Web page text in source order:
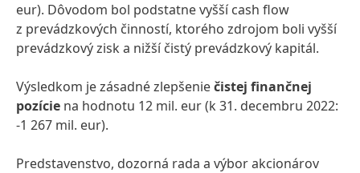
eur). Dôvodom bol podstatne vyšší cash flow
z prevádzkových činností, ktorého zdrojom boli vyšší
prevádzkový zisk a nižší čistý prevádzkový kapitál.
Výsledkom je zásadné zlepšeniečistej finančnej
pozície na hodnotu 12 mil. eur (k 31. decembru 2022:
-1 267 mil. eur).
Predstavenstvo, dozorná rada a výbor akcionárov